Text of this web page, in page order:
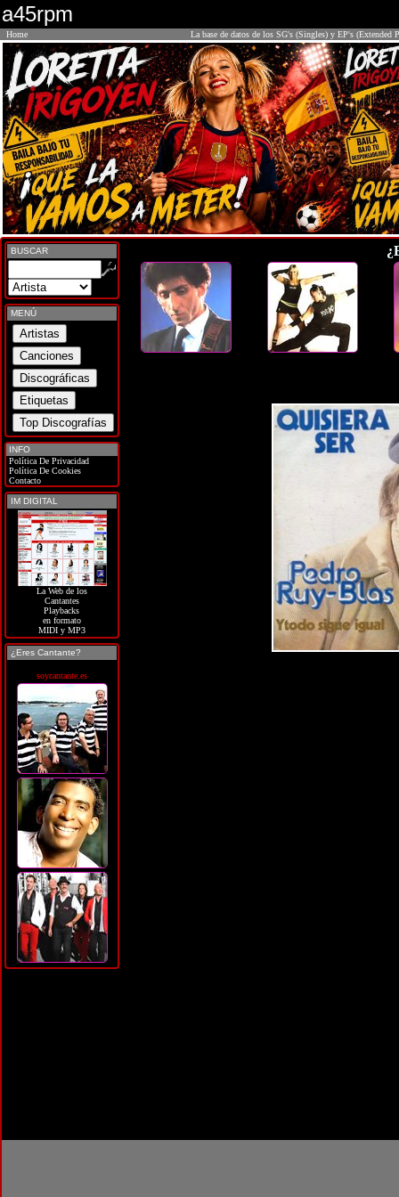
a45rpm
Home La base de datos de los SG's (Singles) y EP's (Extended
BUSCAR
MENÚ
INFO
Política De Privacidad
Política De Cookies
Contacto
IM DIGITAL
La Web de los
Cantantes
Playbacks
en formato
MIDI y MP3
¿Eres Cantante?
soycantante.es